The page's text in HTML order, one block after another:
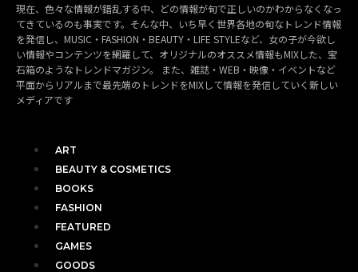
現在、色々な情報が錯乱する中、どの情報が旬で正しいのかわからなくなっ
てきているのも事実です。そんな中、いち早く世界各地の旬なトレンド情報
を発信し、MUSIC・FASHION・BEAUTY・LIFE STYLEなど、女の子が今欲し
い情報やコンテンツを網羅して、オリジナルのオススメ情報もMIXした、宝
石箱のようなトレンドマガジン。 また、雑誌・WEB・映像・イベントなど
平面からリアルまで最先端のトレンドをMIXして情報を発信していく新しい
メディアです
ART
BEAUTY & COSMETICS
BOOKS
FASHION
FEATURED
GAMES
GOODS